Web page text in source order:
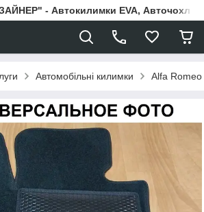
- Автокилимки EVA, Авточохли,
Автомобільні килимки Alfa Romeo